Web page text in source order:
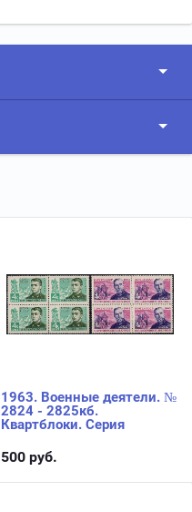
1963. Военные деятели. №
2824 - 2825кб.
Квартблоки. Серия
500 руб.